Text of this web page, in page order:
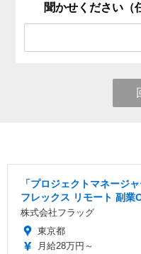
聞かせください（
「プロジェクトマネージ
フレックス リモート 副業
株式会社フラッグ
東京都
月給28万円～